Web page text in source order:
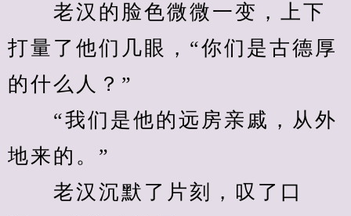
老汉的脸色微微一变，上下
打量了他们几眼，“你们是古德厚
的什么人？”
“我们是他的远房亲戚，从外
地来的。”
老汉沉默了片刻，叹了口